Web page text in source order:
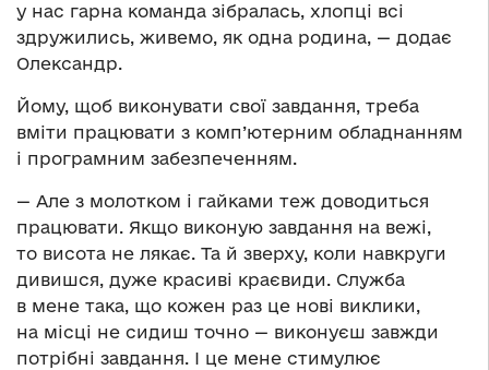
у нас гарна команда зібралась, хлопці всі
здружились, живемо, як одна родина, — додає
Олександр.
Йому, щоб виконувати свої завдання, треба
вміти працювати з комп’ютерним обладнанням
і програмним забезпеченням.
— Але з молотком і гайками теж доводиться
працювати. Якщо виконую завдання на вежі,
то висота не лякає. Та й зверху, коли навкруги
дивишся, дуже красиві краєвиди. Служба
в мене така, що кожен раз це нові виклики,
на місці не сидиш точно — виконуєш завжди
потрібні завдання. І це мене стимулює